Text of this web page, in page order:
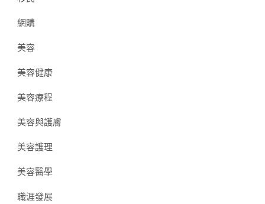
網購
美容
美容健康
美容療程
美容與護膚
美容護理
美容醫學
職涯發展